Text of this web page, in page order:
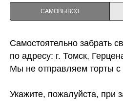
САМОВЫВОЗ
Самостоятельно забрать
по адресу: г. Томск,
Мы не отправляем торты с
Укажите, пожалуйста, при